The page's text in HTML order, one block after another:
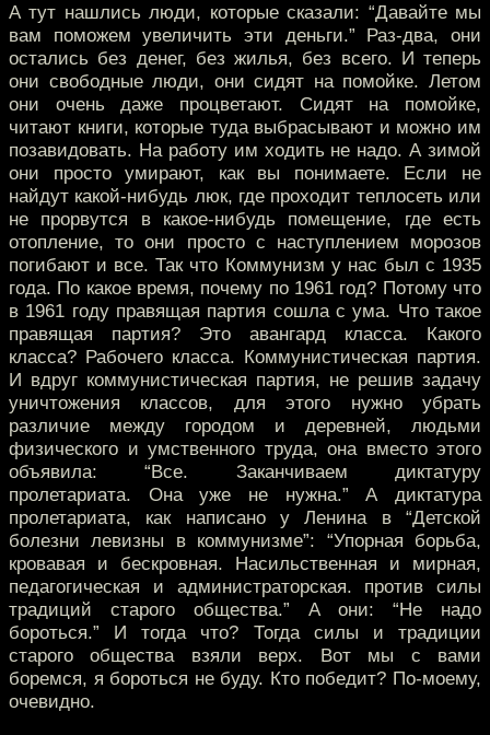
А тут нашлись люди, которые сказали: “Давайте мы
вам поможем увеличить эти деньги.” Раз-два, они
остались без денег, без жилья, без всего. И теперь
они свободные люди, они сидят на помойке. Летом
они очень даже процветают. Сидят на помойке,
читают книги, которые туда выбрасывают и можно им
позавидовать. На работу им ходить не надо. А зимой
они просто умирают, как вы понимаете. Если не
найдут какой-нибудь люк, где проходит теплосеть или
не прорвутся в какое-нибудь помещение, где есть
отопление, то они просто с наступлением морозов
погибают и все. Так что Коммунизм у нас был с 1935
года. По какое время, почему по 1961 год? Потому что
в 1961 году правящая партия сошла с ума. Что такое
правящая партия? Это авангард класса. Какого
класса? Рабочего класса. Коммунистическая партия.
И вдруг коммунистическая партия, не решив задачу
уничтожения классов, для этого нужно убрать
различие между городом и деревней, людьми
физического и умственного труда, она вместо этого
объявила: “Все. Заканчиваем диктатуру
пролетариата. Она уже не нужна.” А диктатура
пролетариата, как написано у Ленина в “Детской
болезни левизны в коммунизме”: “Упорная борьба,
кровавая и бескровная. Насильственная и мирная,
педагогическая и администраторская. против силы
традиций старого общества.” А они: “Не надо
бороться.” И тогда что? Тогда силы и традиции
старого общества взяли верх. Вот мы с вами
боремся, я бороться не буду. Кто победит? По-моему,
очевидно.